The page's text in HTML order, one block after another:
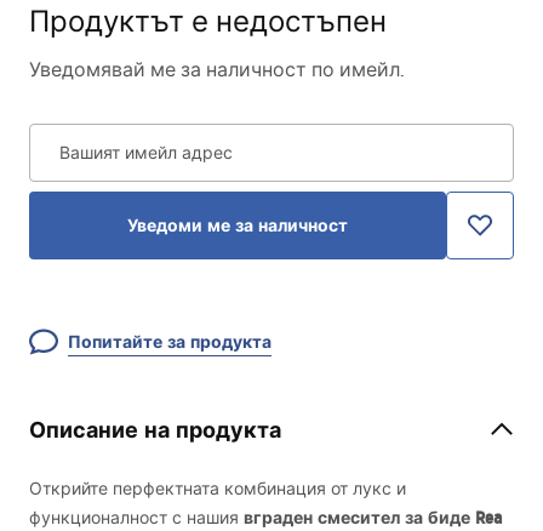
Продуктът е недостъпен
Уведомявай ме за наличност по имейл.
Вашият имейл адрес
Уведоми ме за наличност
Попитайте за продукта
Описание на продукта
Открийте перфектната комбинация от лукс и
функционалност с нашия вграден смесител за биде Rea